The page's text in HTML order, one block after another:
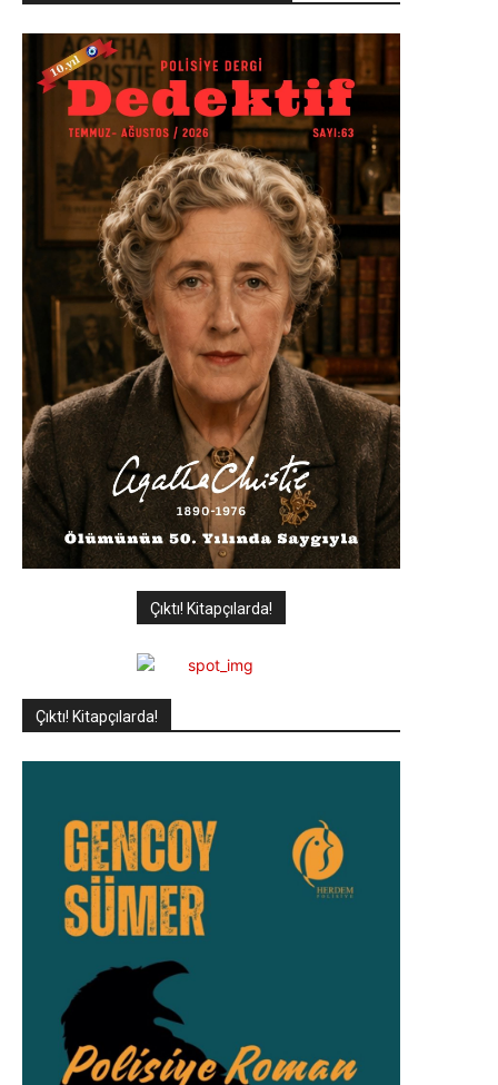
Çıktı! Kitapçılarda!
Çıktı! Kitapçılarda!